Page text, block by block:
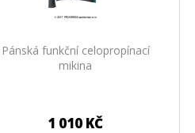
Pánská funkční celopropínací
mikina
1 010 KČ